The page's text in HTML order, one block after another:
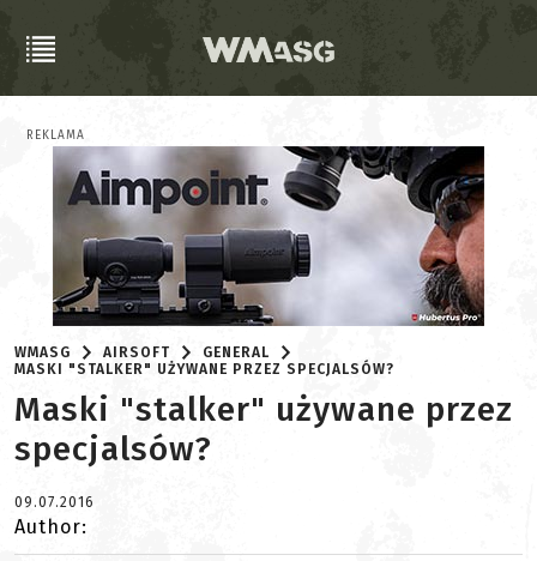
REKLAMA
WMASG AIRSOFT
GENERAL
MASKI "STALKER" UŻYWANE PRZEZ SPECJALSÓW?
Maski "stalker" używane przez
specjalsów?
09.07.2016
Author: